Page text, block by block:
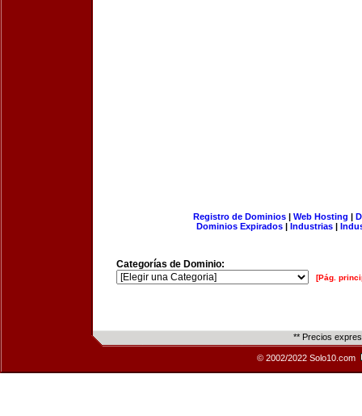
Registro de Dominios| Web Hosting |
Dominios Expirados | Industrias |
Categorías de Dominio:
[Pág.
** Precios
© 2002/2022 Solo10.com